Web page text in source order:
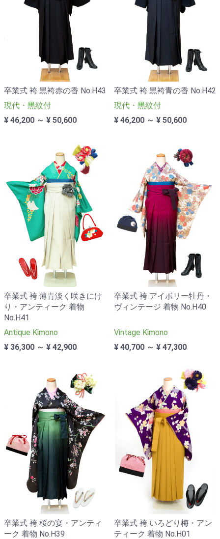
卒業式 袴 黒袴赤の香 No.H43
現代・黒紋付
¥ 46,200 ～ ¥ 50,600
卒業式 袴 黒袴青の香 No.H42
現代・黒紋付
¥ 46,200 ～ ¥ 50,600
卒業式 袴 薄青淡く咲きにけ
り・アンティーク 着物
No.H41
Antique Kimono
¥ 36,300 ～ ¥ 42,900
卒業式 袴 アイボリー牡丹・
ヴィンテージ 着物 No.H40
Vintage Kimono
¥ 40,700 ～ ¥ 47,300
卒業式 袴 桜の宴・アンティ
ーク 着物 No.H39
卒業式 袴 いろどり梅・アン
ティーク 着物 No.H01